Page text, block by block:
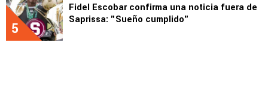
5
Fidel Escobar confirma una noticia fuera de
Saprissa: "Sueño cumplido"